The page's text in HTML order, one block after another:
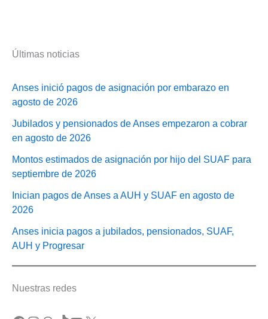
Últimas noticias
Anses inició pagos de asignación por embarazo en
agosto de 2026
Jubilados y pensionados de Anses empezaron a cobrar
en agosto de 2026
Montos estimados de asignación por hijo del SUAF para
septiembre de 2026
Inician pagos de Anses a AUH y SUAF en agosto de
2026
Anses inicia pagos a jubilados, pensionados, SUAF,
AUH y Progresar
Nuestras redes